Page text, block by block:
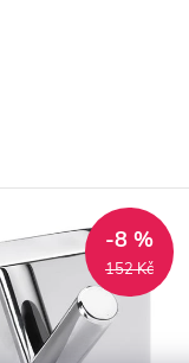
152 Kč
-8 %